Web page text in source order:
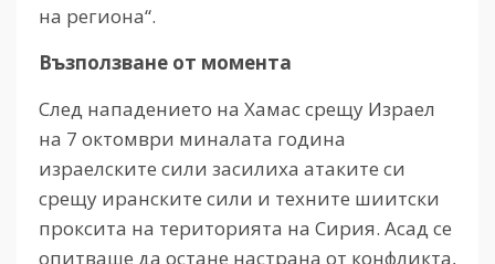
на региона“.
Възползване от момента
След нападението на Хамас срещу Израел
на 7 октомври миналата година
израелските сили засилиха атаките си
срещу иранските сили и техните шиитски
проксита на територията на Сирия. Асад се
опитваше да остане настрана от конфликта,